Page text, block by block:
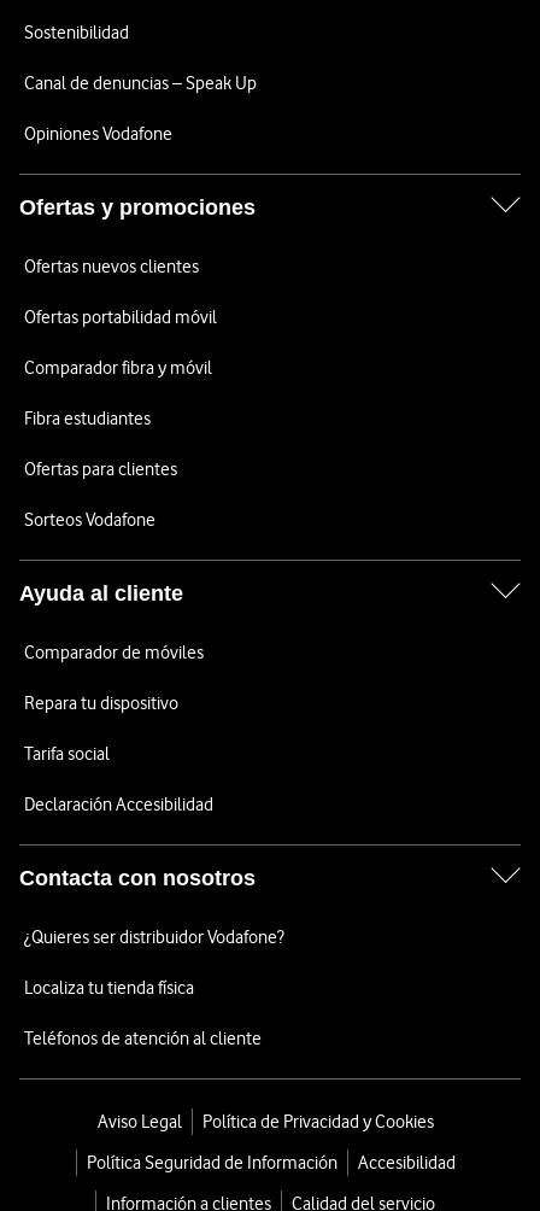
Sostenibilidad
Canal de denuncias – Speak Up
Opiniones Vodafone
Ofertas y promociones
Ofertas nuevos clientes
Ofertas portabilidad móvil
Comparador fibra y móvil
Fibra estudiantes
Ofertas para clientes
Sorteos Vodafone
Ayuda al cliente
Comparador de móviles
Repara tu dispositivo
Tarifa social
Declaración Accesibilidad
Contacta con nosotros
¿Quieres ser distribuidor Vodafone?
Localiza tu tienda física
Teléfonos de atención al cliente
Aviso Legal
Política de Privacidad y Cookies
Política Seguridad de Información
Accesibilidad
Información a clientes
Calidad del servicio